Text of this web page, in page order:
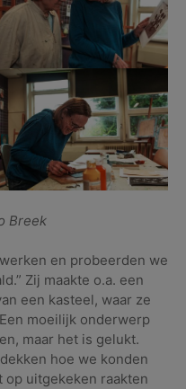
Breek
en probeerden we
Zij maakte o.a. een
een kasteel, waar ze
moeilijk onderwerp
maar het is gelukt.
hoe we konden
op uitgekeken raakten